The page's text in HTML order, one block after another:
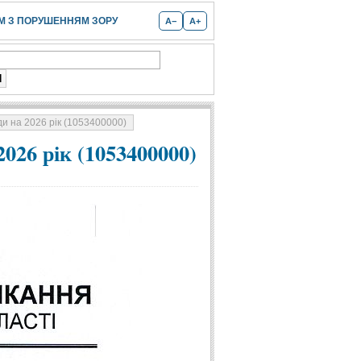
З ПОРУШЕННЯМ ЗОРУ A− A+
на 2026 рік (1053400000)
рік (1053400000)